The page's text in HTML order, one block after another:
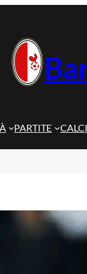
PARTITE